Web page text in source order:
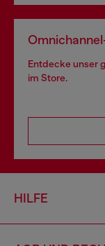
Entdecke unser
im Store.
HILFE